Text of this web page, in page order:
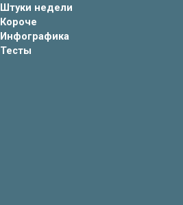
Штуки недели
Короче
Инфографика
Тесты